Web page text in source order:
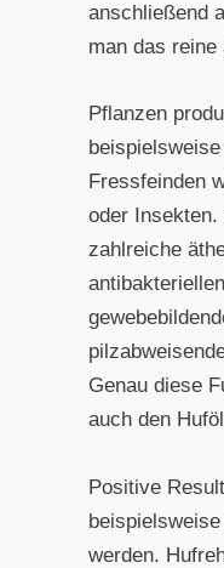
anschließend
man das
Pflanzen
Fressfeinden
oder Insekten.
zahlreiche
Genau diese
auch den
Positive
werden.